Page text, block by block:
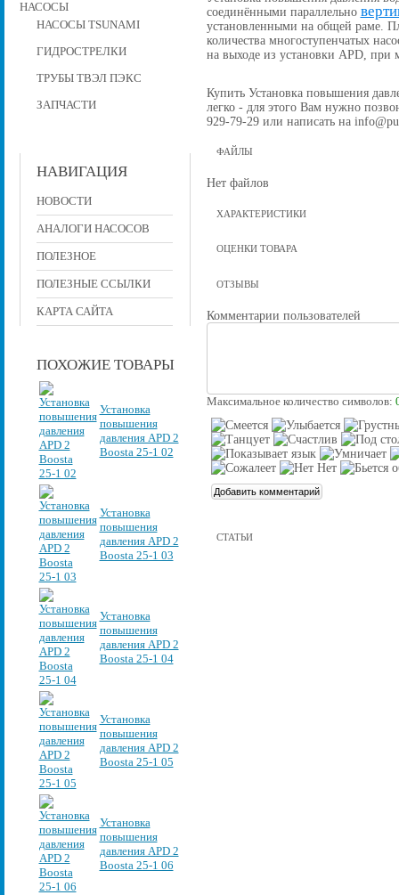
НАСОСЫ
НАСОСЫ TSUNAMI
ГИДРОСТРЕЛКИ
ТРУБЫ ТВЭЛ ПЭКС
ЗАПЧАСТИ
НАВИГАЦИЯ
НОВОСТИ
АНАЛОГИ НАСОСОВ
ПОЛЕЗНОЕ
ПОЛЕЗНЫЕ ССЫЛКИ
КАРТА САЙТА
ПОХОЖИЕ ТОВАРЫ
Установка
повышения
давления APD 2
Boosta 25-1 02
Установка
повышения
давления APD 2
Boosta 25-1 03
Установка
повышения
давления APD 2
Boosta 25-1 04
Установка
повышения
давления APD 2
Boosta 25-1 05
Установка
повышения
давления APD 2
Boosta 25-1 06
соединёнными параллельно
установленными на общей раме.
количества многоступенчатых
на выходе из установки APD,
Купить Установка повышения
легко - для этого Вам нужно
929-79-29 или написать на
ФАЙЛЫ
Нет файлов
ХАРАКТЕРИСТИКИ
ОЦЕНКИ ТОВАРА
ОТЗЫВЫ
Комментарии пользователей
Максимальное количество символов:
СТАТЬИ